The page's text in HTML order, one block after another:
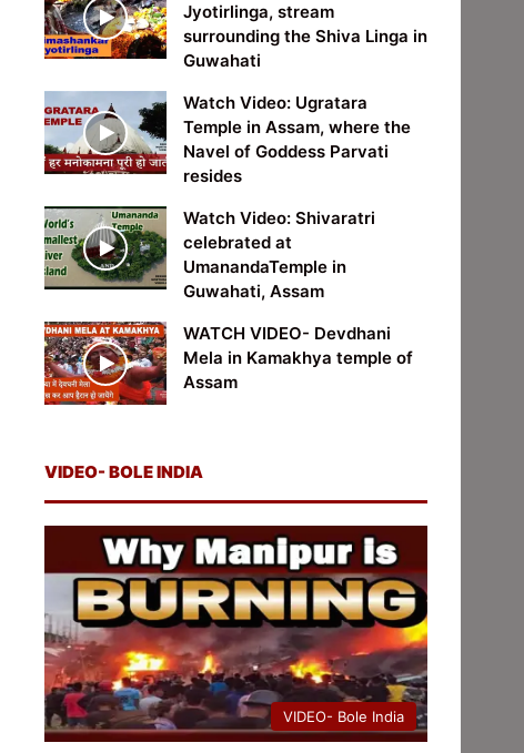
Jyotirlinga, stream
surrounding the Shiva Linga in
Guwahati
Watch Video: Ugratara
Temple in Assam, where the
Navel of Goddess Parvati
resides
Watch Video: Shivaratri
celebrated at
UmanandaTemple in
Guwahati, Assam
WATCH VIDEO- Devdhani
Mela in Kamakhya temple of
Assam
VIDEO- BOLE INDIA
VIDEO- Bole India